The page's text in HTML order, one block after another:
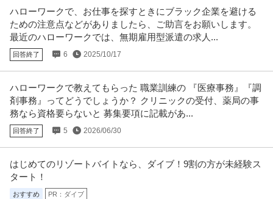
ハローワークで、お仕事を探すときにブラック企業を避ける
ための注意点などがありましたら、ご助言をお願いします。
最近のハローワークでは、無期雇用型派遣の求人...
回答終了 6 2025/10/17
ハローワークで教えてもらった 職業訓練の 『医療事務』『調
剤事務』ってどうでしょうか？ クリニックの受付、薬局の事
務なら資格要らないと 募集要項に記載があ...
回答終了 5 2026/06/30
はじめてのリゾートバイトなら、ダイブ！9割の方が未経験ス
タート！
おすすめ PR：ダイブ